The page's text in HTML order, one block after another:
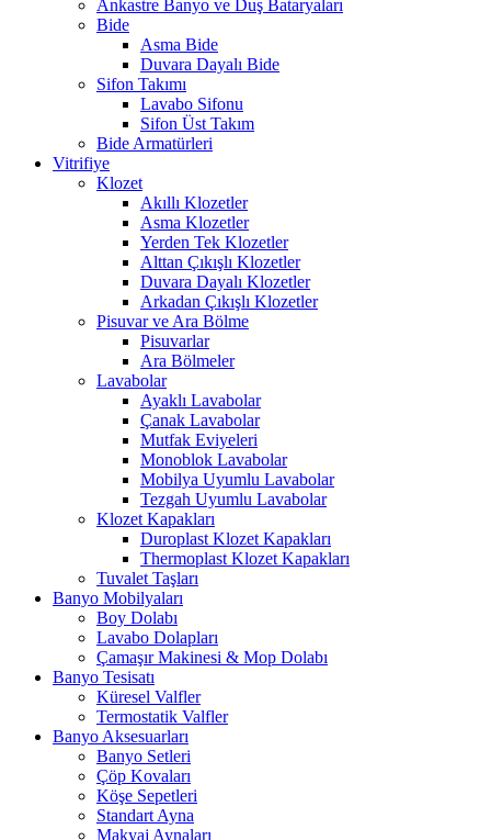
Ankastre Banyo ve Duş Bataryaları
Bide
Asma Bide
Duvara Dayalı Bide
Sifon Takımı
Lavabo Sifonu
Sifon Üst Takım
Bide Armatürleri
Vitrifiye
Klozet
Akıllı Klozetler
Asma Klozetler
Yerden Tek Klozetler
Alttan Çıkışlı Klozetler
Duvara Dayalı Klozetler
Arkadan Çıkışlı Klozetler
Pisuvar ve Ara Bölme
Pisuvarlar
Ara Bölmeler
Lavabolar
Ayaklı Lavabolar
Çanak Lavabolar
Mutfak Eviyeleri
Monoblok Lavabolar
Mobilya Uyumlu Lavabolar
Tezgah Uyumlu Lavabolar
Klozet Kapakları
Duroplast Klozet Kapakları
Thermoplast Klozet Kapakları
Tuvalet Taşları
Banyo Mobilyaları
Boy Dolabı
Lavabo Dolapları
Çamaşır Makinesi & Mop Dolabı
Banyo Tesisatı
Küresel Valfler
Termostatik Valfler
Banyo Aksesuarları
Banyo Setleri
Çöp Kovaları
Köşe Sepetleri
Standart Ayna
Makyaj Aynaları